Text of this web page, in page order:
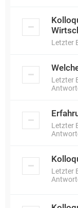
Letzter
Letzter
Letzter
Letzter